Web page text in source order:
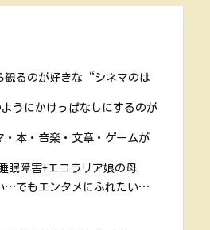
観るのが好きな“シネマのは
うにかけっぱなしにするのが
本・音楽・文章・ゲームが
眠障害+エコラリア娘の母
でもエンタメにふれたい…